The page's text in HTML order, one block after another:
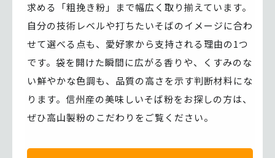
求める「粗挽き粉」まで幅広く取り揃えています。
自分の技術レベルや打ちたいそばのイメージに合わ
せて選べる点も、愛好家から支持される理由の1つ
です。袋を開けた瞬間に広がる香りや、くすみのな
い鮮やかな色調も、品質の高さを示す判断材料にな
ります。信州産の美味しいそば粉をお探しの方は、
ぜひ高山製粉のこだわりをご覧ください。